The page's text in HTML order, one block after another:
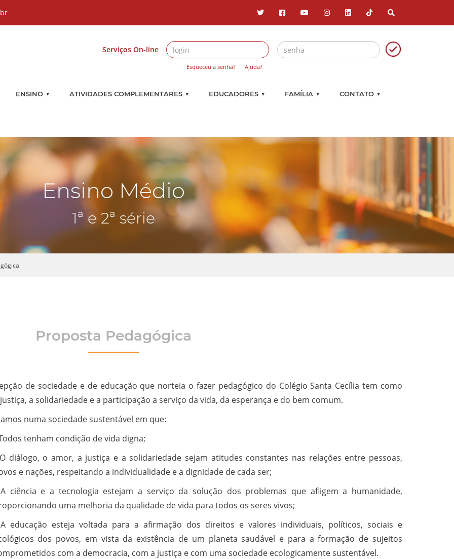
Serviços On-line
Esqueceu a senha? Ajuda?
ENSINO ▼ ATIVIDADES COMPLEMENTARES ▼ EDUCADORES ▼ FAMÍLIA ▼ CONTATO ▼
Ensino Médio
1ª e 2ª série
Proposta Pedagógica
de sociedade e de educação que norteia o fazer pedagógico do Colégio Santa Cecília tem como
a solidariedade e a participação a serviço da vida, da esperança e do bem comum.
numa sociedade sustentável em que:
tenham condição de vida digna;
diálogo, o amor, a justiça e a solidariedade sejam atitudes constantes nas relações entre pessoas,
e nações, respeitando a individualidade e a dignidade de cada ser;
ciência e a tecnologia estejam a serviço da solução dos problemas que afligem a humanidade,
uma melhoria da qualidade de vida para todos os seres vivos;
educação esteja voltada para a afirmação dos direitos e valores individuais, políticos, sociais e
dos povos, em vista da existência de um planeta saudável e para a formação de sujeitos
com a democracia, com a justiça e com uma sociedade ecologicamente sustentável.